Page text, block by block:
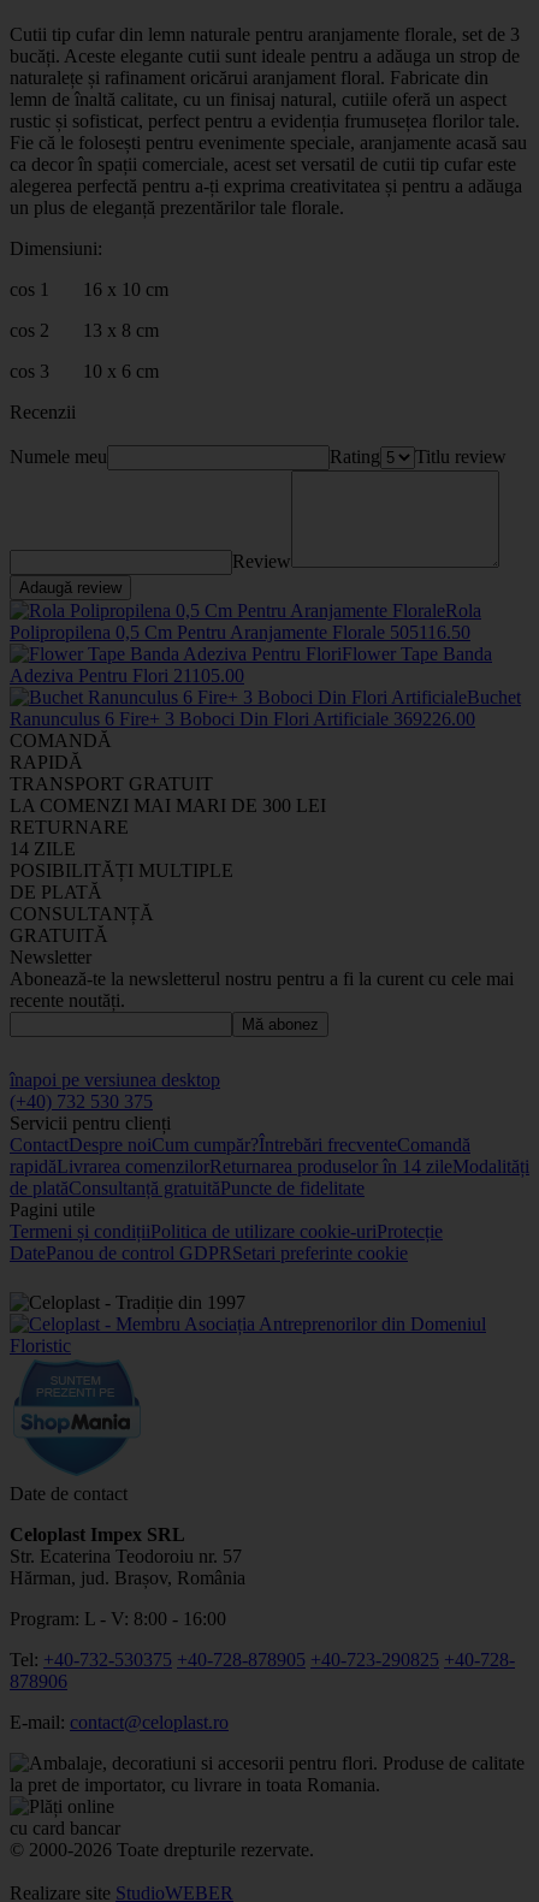
Cutii tip cufar din lemn naturale pentru aranjamente florale, set de 3
bucăți. Aceste elegante cutii sunt ideale pentru a adăuga un strop de
naturalețe și rafinament oricărui aranjament floral. Fabricate din
lemn de înaltă calitate, cu un finisaj natural, cutiile oferă un aspect
rustic și sofisticat, perfect pentru a evidenția frumusețea florilor tale.
Fie că le folosești pentru evenimente speciale, aranjamente acasă sau
ca decor în spații comerciale, acest set versatil de cutii tip cufar este
alegerea perfectă pentru a-ți exprima creativitatea și pentru a adăuga
un plus de eleganță prezentărilor tale florale.
Dimensiuni:
cos 1 16 x 10 cm
cos 2 13 x 8 cm
cos 3 10 x 6 cm
Recenzii
Numele meu Rating Titlu review
Review
Adaugă review
Rola
Polipropilena 0,5 Cm Pentru Aranjamente Florale 50511 6.50
Flower Tape Banda
Adeziva Pentru Flori 21105.00
Buchet
Ranunculus 6 Fire+ 3 Boboci Din Flori Artificiale 369226.00
COMANDĂ
RAPIDĂ
TRANSPORT GRATUIT
LA COMENZI MAI MARI DE 300 LEI
RETURNARE
14 ZILE
POSIBILITĂȚI MULTIPLE
DE PLATĂ
CONSULTANȚĂ
GRATUITĂ
Newsletter
Abonează-te la newsletterul nostru pentru a fi la curent cu cele mai
recente noutăți.
Mă abonez
înapoi pe versiunea desktop
(+40) 732 530 375
Servicii pentru clienți
ContactDespre noiCum cumpăr?Întrebări frecventeComandă
rapidăLivrarea comenzilorReturnarea produselor în 14 zileModalități
de platăConsultanță gratuităPuncte de fidelitate
Pagini utile
Termeni și condițiiPolitica de utilizare cookie-uriProtecție
DatePanou de control GDPRSetari preferinte cookie
Date de contact
Celoplast Impex SRL
Str. Ecaterina Teodoroiu nr. 57
Hărman, jud. Brașov, România
Program: L - V: 8:00 - 16:00
Tel: +40-732-530375 +40-728-878905 +40-723-290825 +40-728-
878906
E-mail: contact@celoplast.ro
© 2000-2026 Toate drepturile rezervate.
Realizare site StudioWEBER